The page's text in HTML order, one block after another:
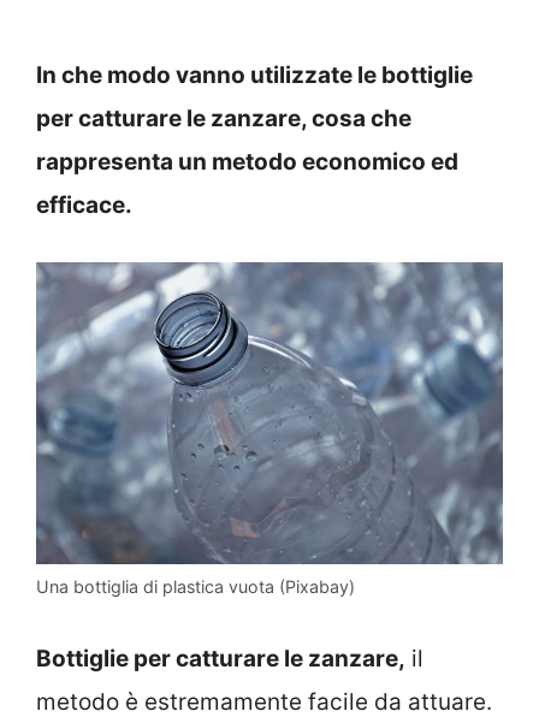
In che modo vanno utilizzate le bottiglie
per catturare le zanzare, cosa che
rappresenta un metodo economico ed
efficace.
Una bottiglia di plastica vuota (Pixabay)
Bottiglie per catturare le zanzare, il
metodo è estremamente facile da attuare.